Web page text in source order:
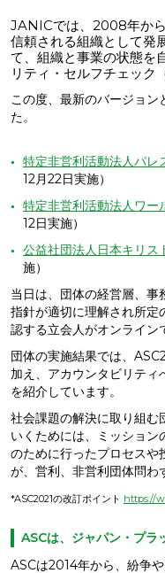
JANICでは、2008年か
信頼される組織として発
て、組織と事業の状態を
リティ・セルフチェック
この度、最新のバージョン
た。
特定非営利活動法人パレ
12月22日実施）
特定非営利活動法人ワー
12日実施）
公益社団法人日本キリス
施）
当日は、団体の経営層、
指針が適切に理解され所定
認する立会人がオンライン
団体の実施結果では、
加え、アカウンタビリテ
を紹介しています。
社会課題の解決に取り組む
いくためには、ミッション
のために行ったプロセスや
が、営利、非営利団体問わ
*ASC2021の改訂ポイント https://
ASCは、ジャパン・プラ
ASCは2014年から、紛争